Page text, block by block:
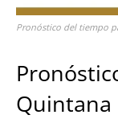
Pronóstico del tiempo
Quintana